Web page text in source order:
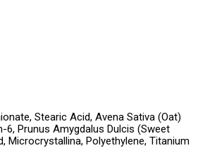
Stearic Acid, Avena Sativa (Oat)
6, Prunus Amygdalus Dulcis (Sweet
Microcrystallina, Polyethylene, Titanium